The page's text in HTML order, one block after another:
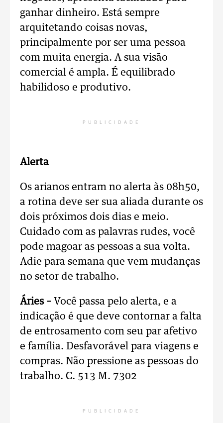
ganhar dinheiro. Está sempre
arquitetando coisas novas,
principalmente por ser uma pessoa
com muita energia. A sua visão
comercial é ampla. É equilibrado
habilidoso e produtivo.
PUBLICIDADE
Alerta
Os arianos entram no alerta às 08h50,
a rotina deve ser sua aliada durante os
dois próximos dois dias e meio.
Cuidado com as palavras rudes, você
pode magoar as pessoas a sua volta.
Adie para semana que vem mudanças
no setor de trabalho.
Áries – Você passa pelo alerta, e a
indicação é que deve contornar a falta
de entrosamento com seu par afetivo
e família. Desfavorável para viagens e
compras. Não pressione as pessoas do
trabalho. C. 513 M. 7302
PUBLICIDADE